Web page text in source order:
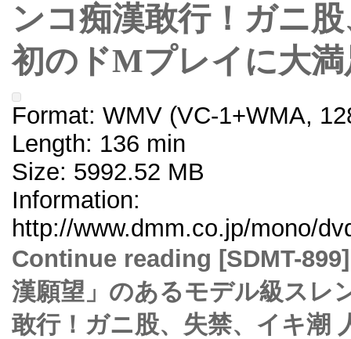
ンコ痴漢敢行！ガニ
初のドMプレイに大満
Format: WMV (VC-1+WMA,
Length: 136 min
Size: 5992.52 MB
Information:
http://www.dmm.co.jp/mono/
Continue reading [SDMT-
漢願望」のあるモデル級スレ
敢行！ガニ股、失禁、イキ潮